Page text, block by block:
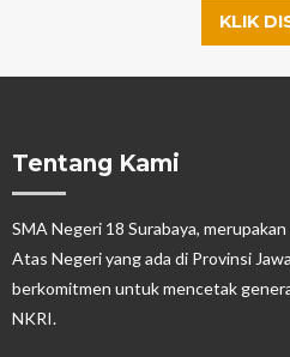
KLIK
Tentang Kami
SMA Negeri 18 Surabaya,
Atas Negeri yang ada di Provinsi
berkomitmen untuk mencetak
NKRI.